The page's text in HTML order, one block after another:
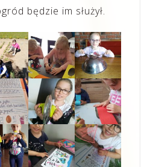
będzie im służył.